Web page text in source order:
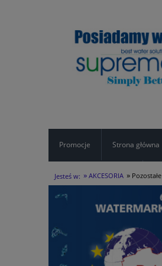
Promocje Strona główna
Formularz kontaktowy
Jesteś w: » AKCESORIA » Pozostałe